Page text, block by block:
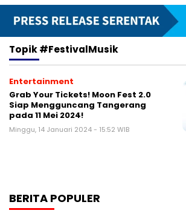
Topik#FestivalMusik
Entertainment
Grab Your Tickets! Moon Fest 2.0
Siap Mengguncang Tangerang
pada 11 Mei 2024!
Minggu, 14 Januari 2024 - 15:52 WIB
BERITA POPULER